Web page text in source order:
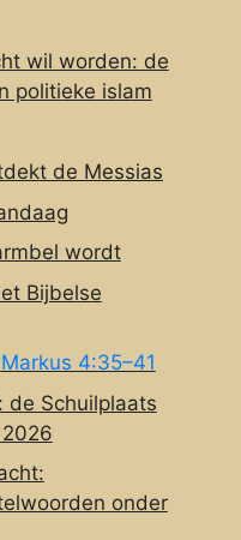
wil worden: de
politieke islam
de Messias
wordt
Bijbelse
Markus 4:35–41
de Schuilplaats
onder